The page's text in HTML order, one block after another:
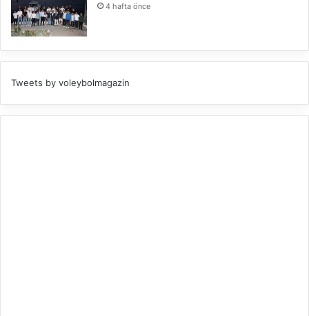
4 hafta önce
Tweets by voleybolmagazin